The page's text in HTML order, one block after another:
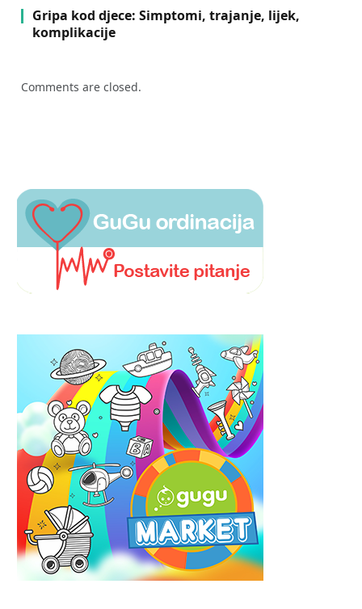
Gripa kod djece: Simptomi, trajanje, lijek,
komplikacije
Comments are closed.